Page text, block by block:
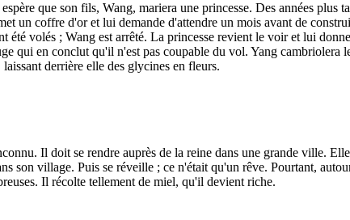
que son fils, Wang, mariera une princesse. Des années plus
un coffre d'or et lui demande d'attendre un mois avant de
volés ; Wang est arrêté. La princesse revient le voir et lui
qui en conclut qu'il n'est pas coupable du vol. Yang cambriolera
derrière elle des glycines en fleurs.
Il doit se rendre auprès de la reine dans une grande ville.
son village. Puis se réveille ; ce n'était qu'un rêve. Pourtant,
Il récolte tellement de miel, qu'il devient riche.